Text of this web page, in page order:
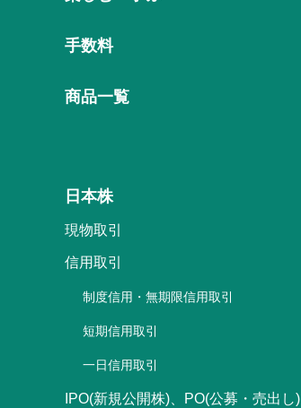
手数料
商品一覧
日本株
現物取引
信用取引
制度信用・無期限信用取引
短期信用取引
一日信用取引
IPO(新規公開株)、PO(公募・売出し)